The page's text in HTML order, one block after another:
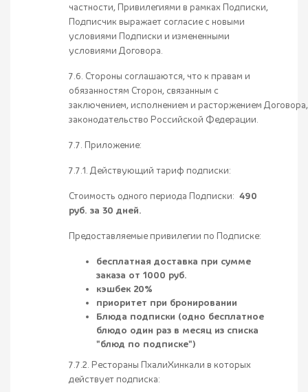
частности, Привилегиями в рамках Подписки,
Подписчик выражает согласие с новыми
условиями Подписки и измененными
условиями Договора.
7.6. Стороны соглашаются, что к правам и
обязанностям Сторон, связанным с
заключением, исполнением и расторжением
законодательство Российской Федерации.
7.7. Приложение:
7.7.1. Действующий тариф подписки:
Стоимость одного периода Подписки: 490
руб. за 30 дней.
Предоставляемые привилегии по Подписке:
бесплатная доставка при сумме
заказа от 1000 руб.
кэшбек 20%
приоритет при бронировании
Блюда подписки (одно бесплатное
блюдо один раз в месяц из списка
"блюд по подписке")
7.7.2. Рестораны ПхалиХинкали в которых
действует подписка: